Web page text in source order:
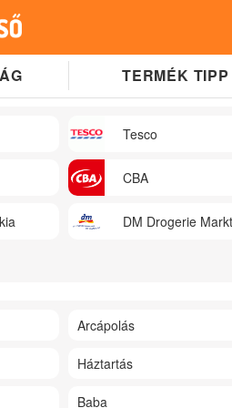
TERMÉK TIPP
Tesco
CBA
DM Drogerie Markt
Arcápolás
Háztartás
Baba